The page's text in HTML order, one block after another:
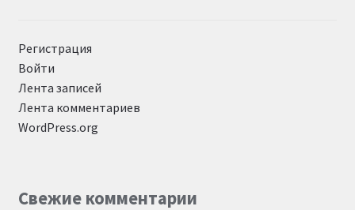
Регистрация
Войти
Лента записей
Лента комментариев
WordPress.org
Свежие комментарии